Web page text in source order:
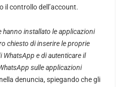
il controllo dell’account.
hanno installato le applicazioni
chiesto di inserire le proprie
WhatsApp e di autenticare il
sulle applicazioni
denuncia, spiegando che gli